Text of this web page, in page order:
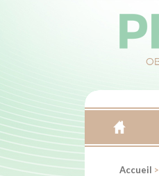
ACCUEIL
Accueil >